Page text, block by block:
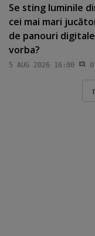
Se sting luminile
cei mai mari
de panouri
vorba?
5 AUG 2026 16:00 0